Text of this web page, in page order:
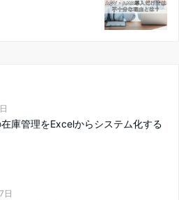
庫管理をExcelからシステム化する
日